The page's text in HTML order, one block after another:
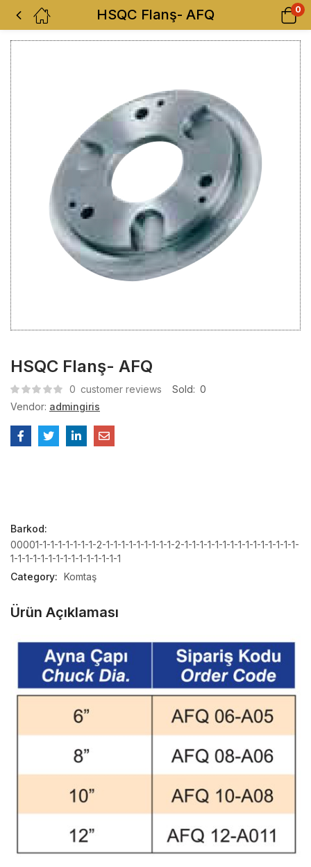
HSQC Flanş- AFQ 0
HSQC Flanş- AFQ
0 customer reviews Sold: 0
Vendor: admingiris
Barkod:
00001-1-1-1-1-1-1-1-2-1-1-1-1-1-1-1-1-1-2-1-1-1-1-1-1-1-1-1-1-1-1-1-1-1-
1-1-1-1-1-1-1-1-1-1-1-1-1-1-1
Category: Komtaş
Ürün Açıklaması